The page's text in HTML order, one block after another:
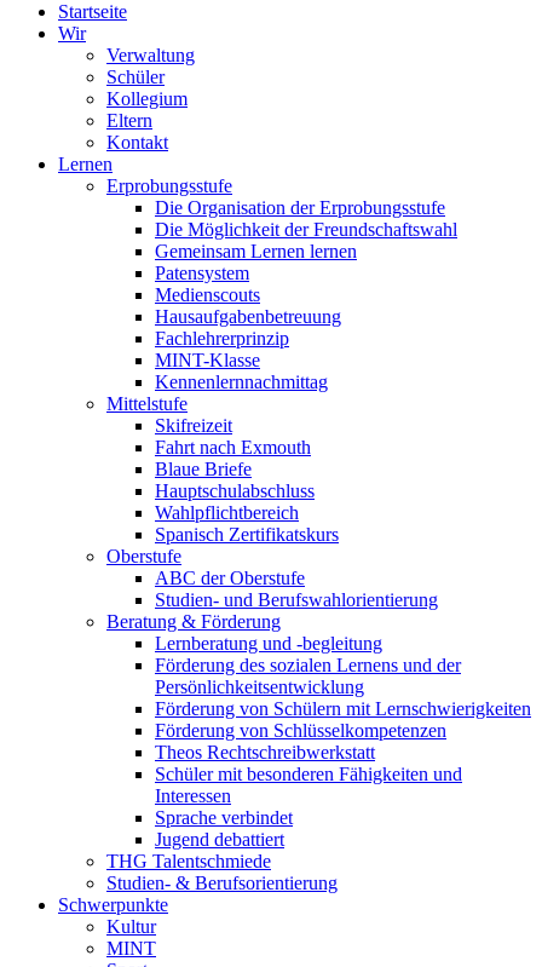
Startseite
Wir
Verwaltung
Schüler
Kollegium
Eltern
Kontakt
Lernen
Erprobungsstufe
Die Organisation der Erprobungsstufe
Die Möglichkeit der Freundschaftswahl
Gemeinsam Lernen lernen
Patensystem
Medienscouts
Hausaufgabenbetreuung
Fachlehrerprinzip
MINT-Klasse
Kennenlernnachmittag
Mittelstufe
Skifreizeit
Fahrt nach Exmouth
Blaue Briefe
Hauptschulabschluss
Wahlpflichtbereich
Spanisch Zertifikatskurs
Oberstufe
ABC der Oberstufe
Studien- und Berufswahlorientierung
Beratung & Förderung
Lernberatung und -begleitung
Förderung des sozialen Lernens und der
Persönlichkeitsentwicklung
Förderung von Schülern mit Lernschwierigkeiten
Förderung von Schlüsselkompetenzen
Theos Rechtschreibwerkstatt
Schüler mit besonderen Fähigkeiten und
Interessen
Sprache verbindet
Jugend debattiert
THG Talentschmiede
Studien- & Berufsorientierung
Schwerpunkte
Kultur
MINT